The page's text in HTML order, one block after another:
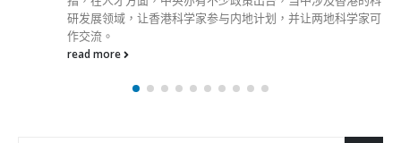
研发展领域，让香港科学家参与内地计划，并让两地科学家可
作交流。
read more